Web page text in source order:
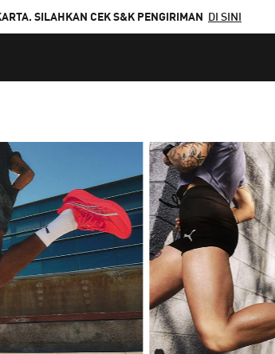
SILAHKAN CEK S&K PENGIRIMAN DI SINI